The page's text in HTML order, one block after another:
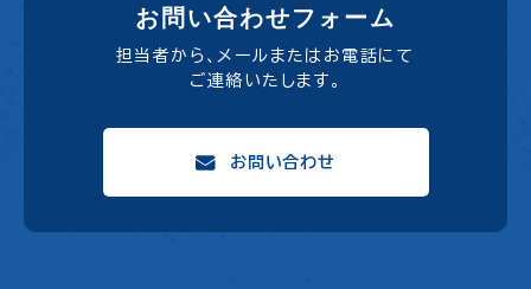
お問い合わせフォーム
担当者から、メールまたはお電話にて
ご連絡いたします。
お問い合わせ